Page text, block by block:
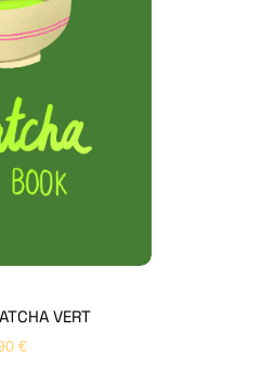
VERT
€
vous rapidement
Prénom*